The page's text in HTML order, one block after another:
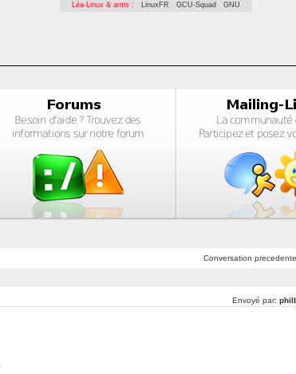
Léa-Linux & amis : LinuxFR GCU-Squad GNU
Conversation precedente
Envoyé par: